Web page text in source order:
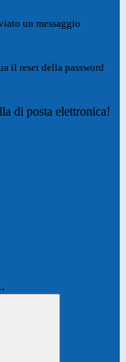
un messaggio
il reset della password
di posta elettronica!